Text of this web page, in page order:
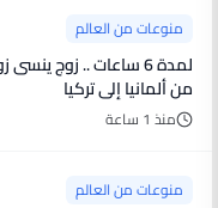
منوعات من العالم
لمدة 6 ساعات
من ألمانيا إلى تركيا
منذ 1 ساعة
منوعات من العالم